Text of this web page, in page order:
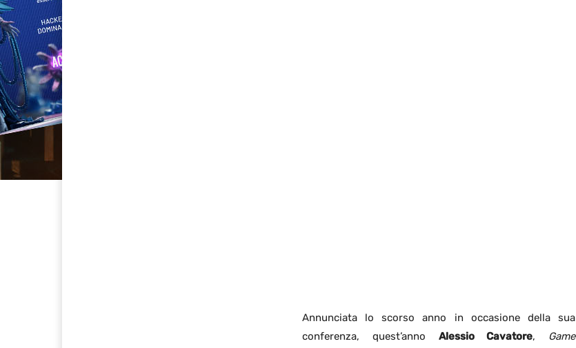
Annunciata lo scorso anno in occasione della sua
conferenza, quest’anno Alessio Cavatore, Game